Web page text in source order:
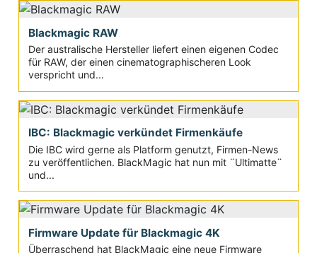
Blackmagic RAW
Der australische Hersteller liefert einen eigenen Codec
für RAW, der einen cinematographischeren Look
verspricht und...
IBC: Blackmagic verkündet Firmenkäufe
Die IBC wird gerne als Platform genutzt, Firmen-News
zu veröffentlichen. BlackMagic hat nun mit ¨Ultimatte¨
und...
Firmware Update für Blackmagic 4K
Überraschend hat BlackMagic eine neue Firmware